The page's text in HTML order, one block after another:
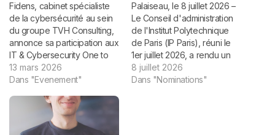
Fidens, cabinet spécialiste
de la cybersécurité au sein
du groupe TVH Consulting,
annonce sa participation aux
IT & Cybersecurity One to
One Meetings, qui se
tiendront les 18 et 19 mars
et des Festivals de Cannes.
Les équipes seront
présentes sur le stand I36
13 mars 2026
Dans "Evenement"
Palaiseau, le 8 juillet 2026 –
Le Conseil d'administration
de l'Institut Polytechnique
de Paris (IP Paris), réuni le
1er juillet 2026, a rendu un
avis favorable à la
nomination de Jacques
8 juillet 2026
Dans "Nominations"